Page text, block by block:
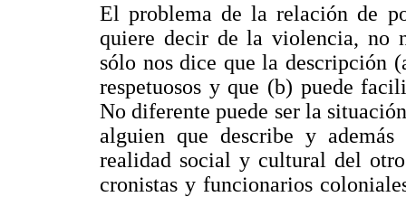
El problema de la relación de
quiere decir de la violencia, no
sólo nos dice que la descripción
respetuosos y que (b) puede
No diferente puede ser la
alguien que describe y
realidad social y cultural del
cronistas y funcionarios